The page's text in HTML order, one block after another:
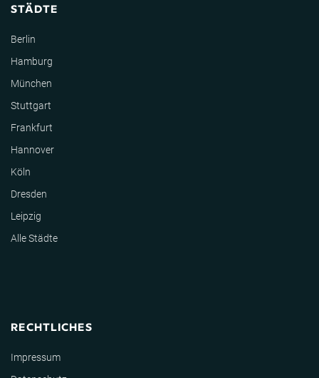
STÄDTE
Berlin
Hamburg
München
Stuttgart
Frankfurt
Hannover
Köln
Dresden
Leipzig
Alle Städte
RECHTLICHES
Impressum